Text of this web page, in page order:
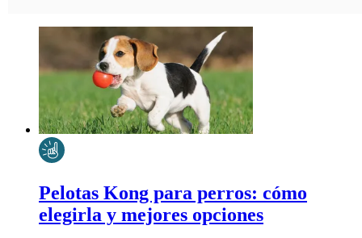
Pelotas Kong para perros: cómo
elegirla y mejores opciones